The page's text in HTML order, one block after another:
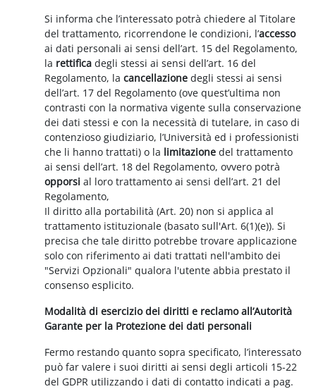
Si informa che l’interessato potrà chiedere al Titolare
del trattamento, ricorrendone le condizioni, l’accesso
ai dati personali ai sensi dell’art. 15 del Regolamento,
la rettificadegli stessi ai sensi dell’art. 16 del
Regolamento, lacancellazione degli stessi ai sensi
dell’art. 17 del Regolamento (ove quest’ultima non
contrasti con la normativa vigente sulla conservazione
dei dati stessi e con la necessità di tutelare, in caso di
contenzioso giudiziario, l’Università ed i professionisti
che li hanno trattati) o la limitazione del trattamento
ai sensi dell’art. 18 del Regolamento, ovvero potrà
opporsi al loro trattamento ai sensi dell’art. 21 del
Regolamento,
Il diritto alla portabilità (Art. 20) non si applica al
trattamento istituzionale (basato sull'Art. 6(1)(e)). Si
precisa che tale diritto potrebbe trovare applicazione
solo con riferimento ai dati trattati nell'ambito dei
"Servizi Opzionali" qualora l'utente abbia prestato il
consenso esplicito.
Modalità di esercizio dei diritti e reclamo all’Autorità
Garante per la Protezione dei dati personali
Fermo restando quanto sopra specificato, l’interessato
può far valere i suoi diritti ai sensi degli articoli 15-22
del GDPR utilizzando i dati di contatto indicati a pag.